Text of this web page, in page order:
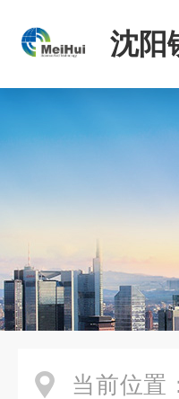
沈阳
当前位置